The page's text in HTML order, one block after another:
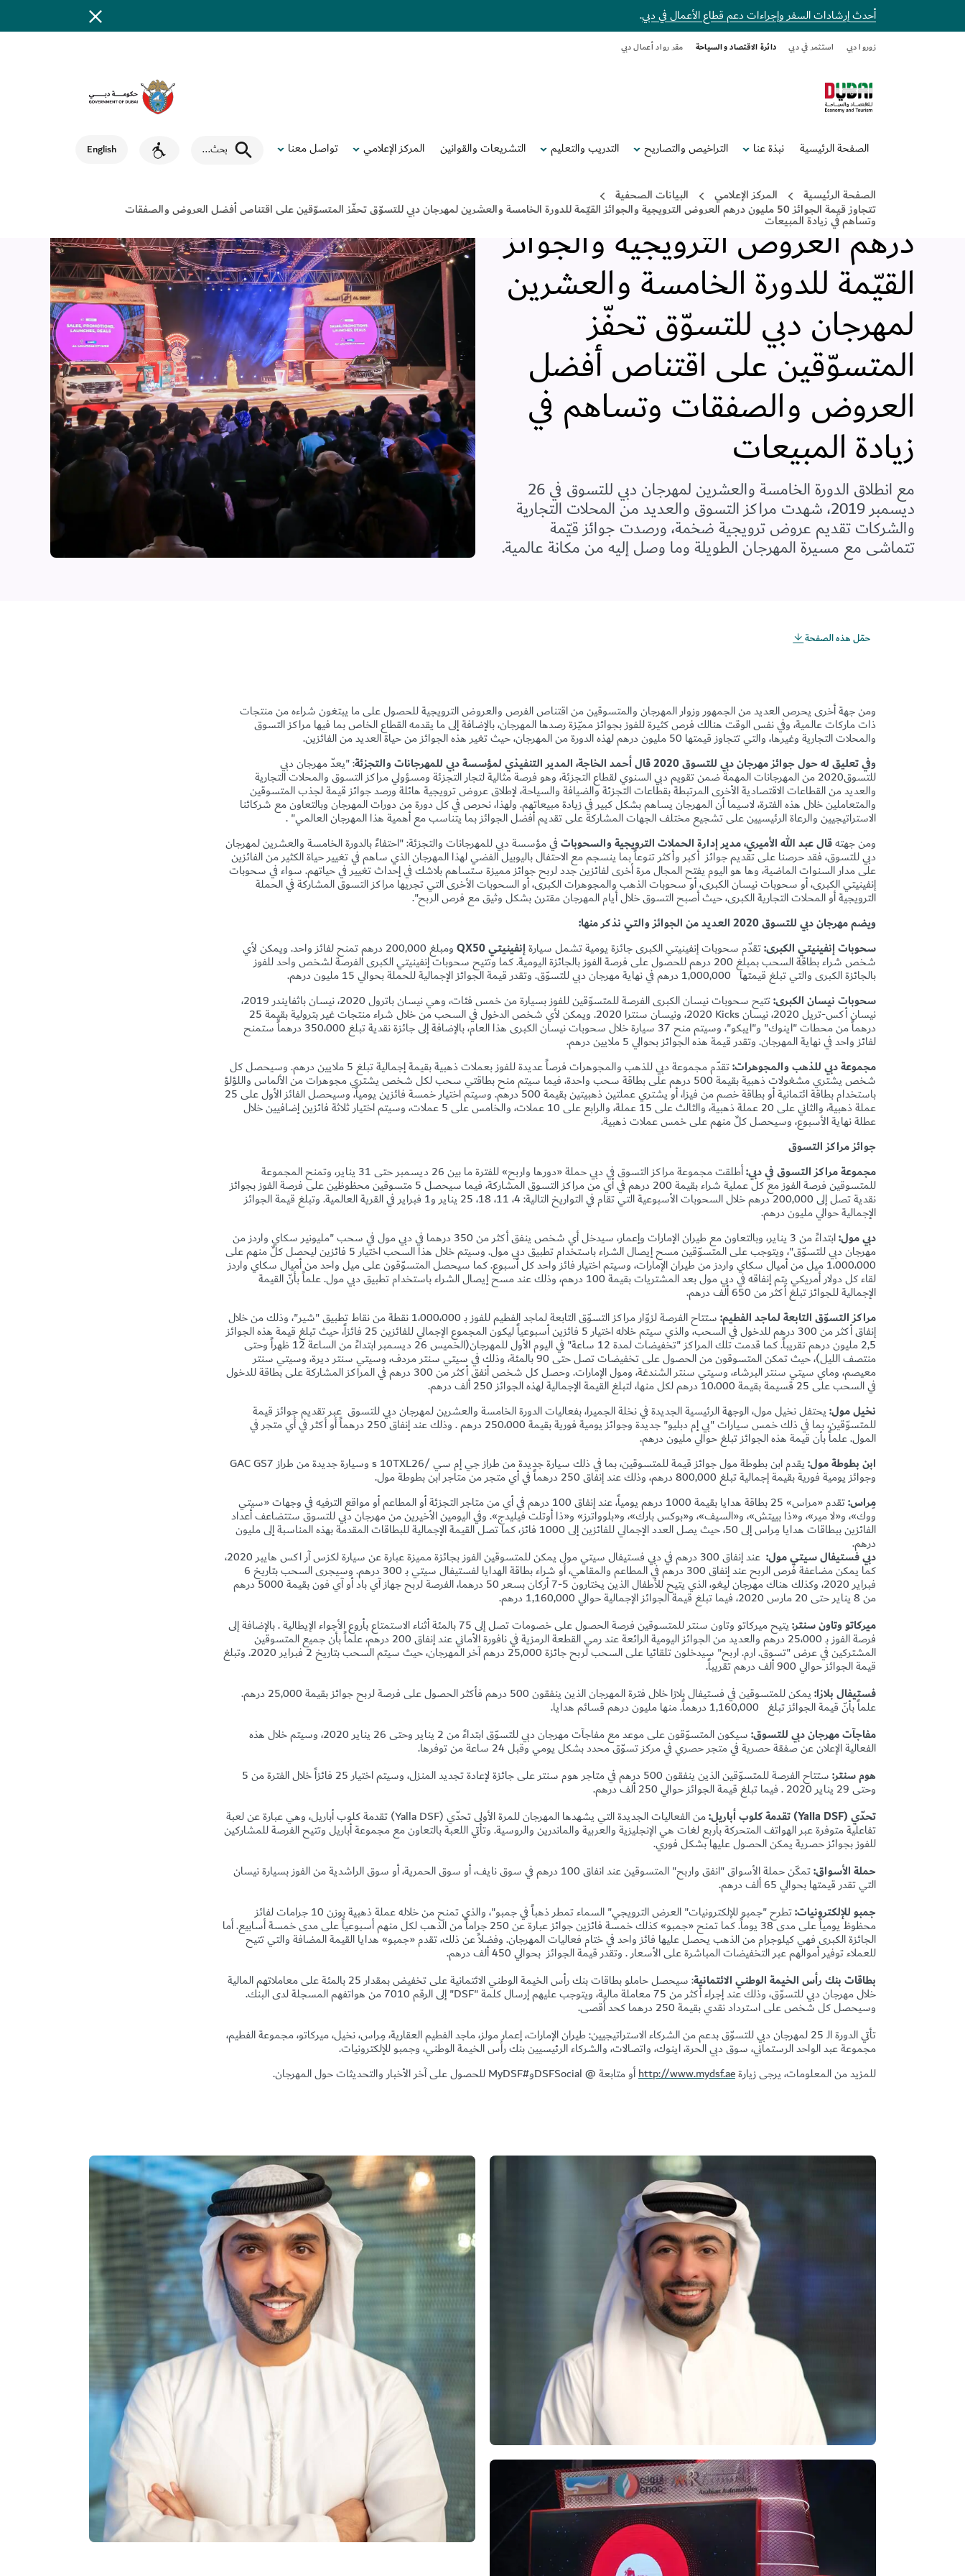
أحدث إرشادات السفر وإجراءات دعم قطاع الأعمال في دبي.
زوروا دبي استثمر في دبي دائرة الاقتصاد والسياحة مقر رواد أعمال دبي
الصفحة الرئيسية نبذة عنا التراخيص والتصاريح التدريب والتعليم التشريعات والقوانين المركز الإعلامي تواصل معنا بحث...
English
الصفحة الرئيسية المركز الإعلامي البيانات الصحفية
تتجاوز قيمة الجوائز 50 مليون درهم العروض الترويجية والجوائز القيّمة للدورة الخامسة والعشرين لمهرجان دبي للتسوّق تحفّز المتسوّقين على اقتناص أفضل العروض والصفقات
وتساهم في زيادة المبيعات
مؤسسة دبي للمهرجانات والتجزئة
تتجاوز قيمة الجوائز 50 مليون
درهم العروض الترويجية والجوائز
القيّمة للدورة الخامسة والعشرين
لمهرجان دبي للتسوّق تحفّز
المتسوّقين على اقتناص أفضل
العروض والصفقات وتساهم في
زيادة المبيعات
مع انطلاق الدورة الخامسة والعشرين لمهرجان دبي للتسوق في 26
ديسمبر 2019، شهدت مراكز التسوق والعديد من المحلات التجارية
والشركات تقديم عروض ترويجية ضخمة، ورصدت جوائز قيّمة
تتماشى مع مسيرة المهرجان الطويلة وما وصل إليه من مكانة عالمية.
حمّل هذه الصفحة
ومن جهة أخرى يحرص العديد من الجمهور وزوار المهرجان والمتسوقين من اقتناص الفرص والعروض الترويجية للحصول على ما يبتغون شراءه من منتجات
ذات ماركات عالمية، وفي نفس الوقت هنالك فرص كثيرة للفوز بجوائز مميّزة رصدها المهرجان، بالإضافة إلى ما يقدمه القطاع الخاص بما فيها مراكز التسوق
والمحلات التجارية وغيرها، والتي تتجاوز قيمتها 50مليون درهم لهذه الدورة من المهرجان، حيث تغير هذه الجوائز من حياة العديد من الفائزين.
وفي تعليق له حول جوائز مهرجان دبي للتسوق 2020 قال أحمد الخاجة، المدير التنفيذي لمؤسسة دبي للمهرجانات والتجزئة
: "يعدّ مهرجان دبي
للتسوق2020 من المهرجانات المهمة ضمن تقويم دبي السنوي لقطاع التجزئة، وهو فرصة مثالية لتجار التجزئة ومسؤولي مراكز التسوق والمحلات التجارية
والعديد من القطاعات الاقتصادية الأخرى المرتبطة بقطاعات التجزئة والضيافة والسياحة، لإطلاق عروض ترويجية هائلة ورصد جوائز قيمة لجذب المتسوقين
والمتعاملين خلال هذه الفترة، لاسيما أن المهرجان يساهم بشكل كبير في زيادة مبيعاتهم. ولهذا، نحرص في كل دورة من دورات المهرجان وبالتعاون مع شركائنا
الاستراتيجيين والرعاة الرئيسيين على تشجيع مختلف الجهات المشاركة على تقديم أفضل الجوائز بما يتناسب مع أهمية هذا المهرجان العالمي".
ومن جهتهقال عبد اللهالأميري،مدير إدارة الحملات الترويجية والسحوباتفي مؤسسة دبي للمهرجانات والتجزئة: "احتفاءً بالدورة الخامسة والعشرين لمهرجان
دبي للتسوق، فقد حرصنا على تقديم جوائز أكبر وأكثر تنوعاً بما ينسجم مع الاحتفال باليوبيل الفضي لهذا المهرجان الذي ساهم في تغيير حياة الكثير من الفائزين
على مدار السنوات الماضية، وها هو اليوم يفتح المجال مرة أخرى لفائزين جدد لربح جوائز مميزة ستساهم بلاشك في إحداث تغيير في حياتهم. سواء في سحوبات
إنفينيتي الكبرى، أو سحوبات نيسان الكبرى، أو سحوبات الذهب والمجوهرات الكبرى، أو السحوبات الأخرى التي تجريها مراكز التسوق المشاركة في الحملة
الترويجية أو المحلات التجارية الكبرى، حيث أصبح التسوق خلال أيام المهرجان مقترن بشكل وثيق مع فرص الربح".
ويضم مهرجان دبي للتسوق 2020
العديد من الجوائز والتي نذكر منها:
سحوبات إنفينيتي الكبرى:تقدّم سحوبات إنفينيتي الكبرى جائزة يومية تشمل سيارةإنفينيتيQX50ومبلغ200,000درهم تمنح لفائز واحد. ويمكن لأي
شخص شراء بطاقة السحب بمبلغ 200 درهم للحصول على فرصة الفوز بالجائزة اليومية. كما وتتيح سحوبات إنفينيتي الكبرى الفرصة لشخص واحد للفوز
بالجائزة الكبرى والتي تبلغ قيمتها 1,000,000 درهم في نهاية مهرجان دبي للتسوّق. وتقدر قيمة الجوائز الإجمالية للحملة بحوالي 15 مليون درهم.
سحوبات نيسان الكبرى:تتيح سحوبات نيسان الكبرى الفرصة للمتسوّقين للفوز بسيارة من خمس فئات، وهي نيسان باترول 2020، نيسان باثفايندر 2019،
نيسان أكس-تريل 2020، نيسان Kicks 2020، ونيسان سنترا 2020. ويمكن لأي شخص الدخول في السحب من خلال شراء منتجات غير بترولية بقيمة 25
درهماً من محطات "اينوك" و"ايبكو"، وسيتم منح 37 سيارة خلال سحوبات نيسان الكبرى هذا العام، بالإضافة إلى جائزة نقدية تبلغ 350،000 درهماً ستمنح
لفائز واحد في نهاية المهرجان. وتقدر قيمة هذه الجوائز بحوالي 5 ملايين درهم.
مجموعة دبي للذهب والمجوهرات:
تقدّم مجموعة دبي للذهب والمجوهرات فرصاً عديدة للفوز بعملات ذهبية بقيمة إجمالية تبلغ 5 ملايين درهم. وسيحصل كل
شخص يشتري مشغولات ذهبية بقيمة 500 درهم على بطاقة سحب واحدة، فيما سيتم منح بطاقتي سحب لكل شخص يشتري مجوهرات من الألماس واللؤلؤ
باستخدام بطاقة ائتمانية أو بطاقة خصم من فيزا، أو يشتري عملتين ذهبيتين بقيمة 500 درهم. وسيتم اختيار خمسة فائزين يومياً، وسيحصل الفائز الأول على 25
عملة ذهبية، والثاني على 20 عملة ذهبية، والثالث على 15 عملة، والرابع على 10 عملات، والخامس على 5 عملات، وسيتم اختيار ثلاثة فائزين إضافيين خلال
عطلة نهاية الأسبوع، وسيحصل كلٌ منهم على خمس عملات ذهبية.
جوائز مراكز التسوق
مجموعة مراكز التسوق في دبي:
أطلقت مجموعة مراكز التسوق في دبي حملة «دورها واربح» للفترة ما بين 26 ديسمبر حتى 31 يناير، وتمنح المجموعة
للمتسوقين فرصة الفوز مع كل عملية شراء بقيمة 200 درهم في أي من مراكز التسوق المشاركة، فيما سيحصل 5 متسوقين محظوظين على فرصة الفوز بجوائز
نقدية تصل إلى 200,000 درهم خلال السحوبات الأسبوعية التي تقام في التواريخ التالية: 4، 11، 18، 25 يناير و1 فبراير في القرية العالمية. وتبلغ قيمة الجوائز
الإجمالية حوالي مليون درهم.
دبي مول:
ابتداءً من 3 يناير، وبالتعاون مع طيران الإمارات وإعمار، سيدخل أي شخص ينفق أكثر من 350 درهما في دبي مول في سحب "مليونير سكاي واردز من
مهرجان دبي للتسوّق"، ويتوجب على المتسوّقين مسح إيصال الشراء باستخدام تطبيق دبي مول. وسيتم خلال هذا السحب اختيار 5 فائزين ليحصل كلٌ منهم على
1،000،000 ميل من أميال سكاي واردز من طيران الإمارات، وسيتم اختيار فائز واحد كل أسبوع. كما سيحصل المتسوّقون على ميل واحد من أميال سكاي واردز
لقاء كل دولار أمريكي يتم إنفاقه في دبي مول بعد المشتريات بقيمة 100 درهم، وذلك عند مسح إيصال الشراء باستخدام تطبيق دبي مول. علماً بأنّ القيمة
الإجمالية للجوائز تبلغ أكثر من 650 ألف درهم.
مراكز التسوّق التابعة لماجد الفطيم:
ستتاح الفرصة لزوّار مراكز التسوّق التابعة لماجد الفطيم للفوز بـ 1،000،000 نقطة من نقاط تطبيق "شير"، وذلك من خلال
إنفاق أكثر من 300 درهم للدخول في السحب، والذي سيتم خلاله اختيار 5 فائزين أسبوعياً ليكون المجموع الإجمالي للفائزين 25 فائزاً، حيث تبلغ قيمة هذه الجوائز
2,5 مليون درهم تقريباً. كما قدمت تلك المراكز "تخفيضات لمدة 12 ساعة" في اليوم الأول للمهرجان(الخميس 26 ديسمبر ابتداءً من الساعة 12 ظهراً وحتى
منتصف الليل)، حيث تمكن المتسوقون من الحصول على تخفيضات تصل حتى 90 بالمئة، وذلك في سيتي سنتر مردف، وسيتي سنتر ديرة، وسيتي سنتر
معيصم، وماي سيتي سنتر البرشاء، وسيتي سنتر الشندغة، ومول الإمارات. وحصل كل شخص أنفق أكثر من 300 درهم في المراكز المشاركة على بطاقة للدخول
في السحب على 25 قسيمة بقيمة 10،000 درهم لكل منها، لتبلغ القيمة الإجمالية لهذه الجوائز 250ألف درهم.
نخيل مول:يحتفل نخيل مول، الوجهة الرئيسية الجديدة في نخلة الجميرا، بفعاليات الدورة الخامسة والعشرين لمهرجان دبي للتسوق عبر تقديم جوائز قيمة
للمتسوّقين، بما في ذلك خمس سيارات "بي إم دبليو" جديدة وجوائز يومية فورية بقيمة 250،000 درهم . وذلك عند إنفاق 250 درهماً أو أكثر في أي متجر في
المول. علماً بأن قيمة هذه الجوائز تبلغ حوالي مليون درهم.
ابن بطوطة مول:يقدم ابن بطوطة مول جوائز قيمة للمتسوقين، بما في ذلك سيارة جديدة من طراز جي إم سيTXL26/
sوسيارة جديدة من طرازGAC GS7
وجوائز يومية فورية بقيمة إجمالية تبلغ 800,000 درهم، وذلك عند إنفاق 250 درهماً في أي متجر من متاجر ابن بطوطة مول.
مِراس:
تقدم «مراس» 25 بطاقة هدايا بقيمة 1000 درهم يومياً، عند إنفاق 100 درهم في أي من متاجر التجزئة أو المطاعم أو مواقع الترفيه في وجهات «سيتي
ووك»، و«لا مير»، و«ذا بييتش»، و«السيف»، و«بوكس بارك»، و«بلوواترز» و«ذا أوتلت فيليدج». وفي اليومين الأخيرين من مهرجان دبي للتسوق ستتضاعف أعداد
الفائزين ببطاقات هدايا مِراس إلى 50، حيث يصل العدد الإجمالي للفائزين إلى 1000 فائز، كما تصل القيمة الإجمالية للبطاقات المقدمة بهذه المناسبة إلى مليون
درهم.
دبي فستيفال سيتي مول: عند إنفاق 300 درهم في دبي فستيفال سيتي مول يمكن للمتسوقين الفوز بجائزة مميزة عبارة عن سيارة لكزس آر اكس هايبر 2020،
كما يمكن مضاعفة فرص الربح عند إنفاق 300 درهم في المطاعم والمقاهي، أو شراء بطاقة الهدايا لفستيفال سيتي بـ 300 درهم. وسيجرى السحب بتاريخ 6
فبراير 2020، وكذلك هناك مهرجان ليغو، الذي يتيح للأطفال الذين يختارون 5-7 أركان بسعر 50 درهما، الفرصة لربح جهاز آي باد أو آي فون بقيمة 5000 درهم
من 8 يناير حتى 20 مارس 2020، فيما تبلغ قيمة الجوائز الإجمالية حوالي 1,160,000 درهم.
ميركاتو وتاون سنتر:يتيح ميركاتو وتاون سنتر للمتسوقين فرصة الحصول على خصومات تصل إلى 75 بالمئة أثناء الاستمتاع بأروع الأجواء الإيطالية .بالإضافة إلى
فرصة الفوز بـ 25،000 درهم والعديد من الجوائز اليومية الرائعة عند رمي القطعة الرمزية في نافورة الأماني عند إنفاق 200 درهم، علماً بأن جميع المتسوقين
المشتركين في عرض "تسوق. ارم. اربح" سيدخلون تلقائيا على السحب لربح جائزة 25,000 درهم آخر المهرجان، حيث سيتم السحب بتاريخ 2 فبراير 2020. وتبلغ
قيمة الجوائز حوالي 900 ألف درهم تقريباً.
فستيفال بلازا:يمكن للمتسوقين في فستيفال بلازا خلال فترة المهرجان الذين ينفقون 500 درهم فأكثر الحصول على فرصة لربح جوائز بقيمة 25,000درهم.
علماً بأنّ قيمة الجوائز تبلغ 1,160,000 درهماً. منها مليون درهم قسائم هدايا.
مفاجآت مهرجان دبي للتسوق:
سيكون المتسوّقون على موعد مع مفاجآت مهرجان دبي للتسوّق ابتداءً من 2 يناير وحتى 26 يناير 2020، وسيتم خلال هذه
الفعالية الإعلان عن صفقة حصرية في متجر حصري في مركز تسوّق محدد بشكل يومي وقبل 24 ساعة من توفرها.
هوم سنتر:
ستتاح الفرصة للمتسوّقين الذين ينفقون 500 درهم في متاجر هوم سنتر على جائزة لإعادة تجديد المنزل، وسيتم اختيار 25 فائزاً خلال الفترة من 5
وحتى 29 يناير 2020 .فيما تبلغ قيمة الجوائز حوالي 250 ألف درهم.
تحدّي (Yalla DSF) تقدمة كلوب أباريل:من الفعاليات الجديدة التي يشهدها المهرجان للمرة الأولى تحدّي (Yalla DSF) تقدمة كلوب أباريل، وهي عبارة عن لعبة
تفاعلية متوفرة عبر الهواتف المتحركة بأربع لغات هي الإنجليزية والعربية والماندرين والروسية. وتأتي اللعبة بالتعاون مع مجموعة أباريل وتتيح الفرصة للمشاركين
للفوز بجوائز حصرية يمكن الحصول عليها بشكل فوري.
حملة الأسواق:تمكّن حملة الأسواق "انفق واربح" المتسوقين عند انفاق 100 درهم في سوق نايف، أو سوق الحمرية، أو سوق الراشدية من الفوز بسيارة نيسان
التي تقدر قيمتها بحوالي 65 ألف درهم.
جمبو للإلكترونيات:
تطرح "جمبو للإلكترونيات" العرض الترويجي" السماء تمطر ذهباً في جمبو"، والذي تمنح من خلاله عملة ذهبية بوزن 10 جرامات لفائز
محظوظ يومياً على مدى 38 يوماً. كما تمنح «جمبو» كذلك خمسة فائزين جوائز عبارة عن 250 جراماً من الذهب لكل منهم أسبوعياً على مدى خمسة أسابيع. أما
الجائزة الكبرى فهي كيلوجرام من الذهب يحصل عليها فائز واحد في ختام فعاليات المهرجان. وفضلاً عن ذلك، تقدم «جمبو» هدايا القيمة المضافة والتي تتيح
للعملاء توفير أموالهم عبر التخفيضات المباشرة على الأسعار.وتقدر قيمة الجوائز بحوالي 450 ألف درهم.
بطاقات بنك رأس الخيمة الوطني الائتمانية
: سيحصل حاملو بطاقات بنك رأس الخيمة الوطني الائتمانية على تخفيض بمقدار 25 بالمئة على معاملاتهم المالية
خلال مهرجان دبي للتسوّق، وذلك عند إجراء أكثر من 75 معاملة مالية، ويتوجب عليهم إرسال كلمة " DSF " إلى الرقم 7010 من هواتفهم المسجلة لدى البنك.
وسيحصل كل شخص على استرداد نقدي بقيمة 250 درهما كحد أقصى.
تأتي الدورة الـ 25 لمهرجان دبي للتسوّق بدعم من الشركاء الاستراتيجيين: طيران الإمارات، إعمار مولز، ماجد الفطيم العقارية، مِراس، نخيل، ميركاتو، مجموعة الفطيم،
مجموعة عبد الواحد الرستماني، سوق دبي الحرة، اينوك، واتصالات، والشركاء الرئيسيين بنك رأس الخيمة الوطني، وجمبو للإلكترونيات.
للمزيد من المعلومات، يرجى زيارةhttp://www.mydsf.aeأومتابعة@
DSFSocialو#MyDSFللحصول على آخر الأخبار والتحديثات حول المهرجان.